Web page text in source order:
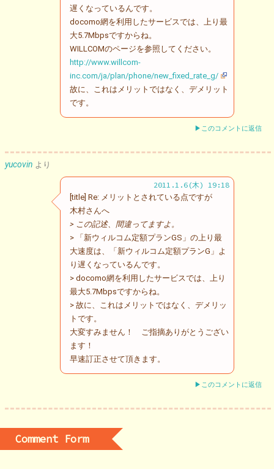
遅くなっているんです。
docomo網を利用したサービスでは、上り最
大5.7Mbpsですからね。
WILLCOMのページを参照してください。
http://www.willcom-
inc.com/ja/plan/phone/new_fixed_rate_g/
故に、これはメリットではなく、デメリット
です。
▶このコメントに返信
yucovin より
2011.1.6(木) 19:18
[title] Re: メリットとされている点ですが
木村さんへ
> この記述、間違ってますよ。
> 「新ウィルコム定額プランGS」の上り最
大速度は、「新ウィルコム定額プランG」よ
り遅くなっているんです。
> docomo網を利用したサービスでは、上り
最大5.7Mbpsですからね。
> 故に、これはメリットではなく、デメリッ
トです。
大変すみません！ ご指摘ありがとうござい
ます！
早速訂正させて頂きます。
▶このコメントに返信
Comment Form